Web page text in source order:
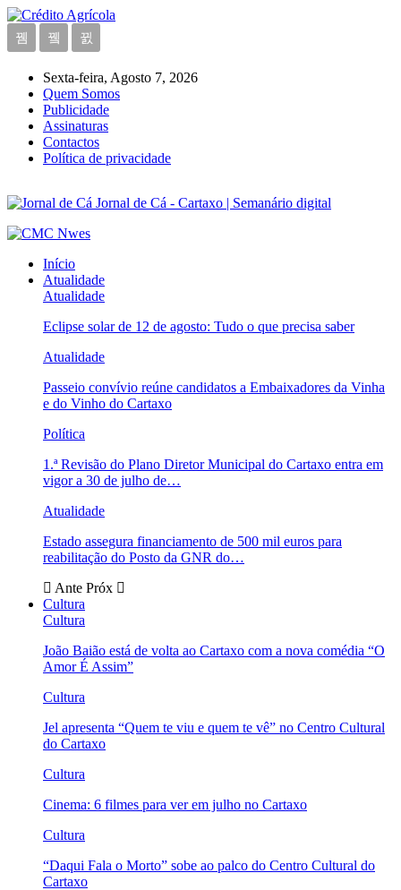
Sexta-feira, Agosto 7, 2026
Quem Somos
Publicidade
Assinaturas
Contactos
Política de privacidade
Jornal de Cá - Cartaxo | Semanário digital
Início
Atualidade
Atualidade
Eclipse solar de 12 de agosto: Tudo o que precisa saber
Atualidade
Passeio convívio reúne candidatos a Embaixadores da Vinha
e do Vinho do Cartaxo
Política
1.ª Revisão do Plano Diretor Municipal do Cartaxo entra em
vigor a 30 de julho de…
Atualidade
Estado assegura financiamento de 500 mil euros para
reabilitação do Posto da GNR do…
Ante Próx
Cultura
Cultura
João Baião está de volta ao Cartaxo com a nova comédia “O
Amor É Assim”
Cultura
Jel apresenta “Quem te viu e quem te vê” no Centro Cultural
do Cartaxo
Cultura
Cinema: 6 filmes para ver em julho no Cartaxo
Cultura
“Daqui Fala o Morto” sobe ao palco do Centro Cultural do
Cartaxo